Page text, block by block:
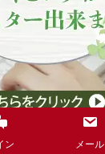
ン メール